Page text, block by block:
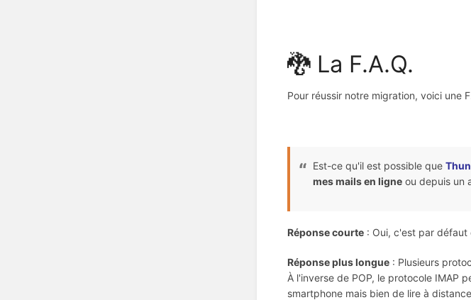
🐉 La F.A.Q.
Pour réussir notre migration, voici une
Est-ce qu'il est possible que
mes mails en ligne ou depuis un
Réponse courte : Oui, c'est par défaut
Réponse plus longue : Plusieurs
À l'inverse de POP, le protocole IMAP
smartphone mais bien de lire à